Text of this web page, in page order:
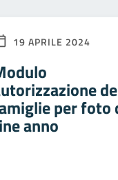
19 APRILE 2024
per foto
anno